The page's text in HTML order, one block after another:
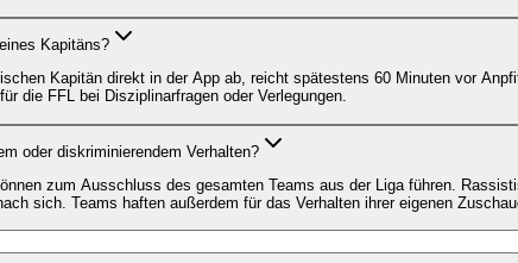
Kapitäns?
Kapitän direkt in der App ab, reicht spätestens 60 Minuten vor
die FFL bei Disziplinarfragen oder Verlegungen.
oder diskriminierendem Verhalten?
zum Ausschluss des gesamten Teams aus der Liga führen.
sich. Teams haften außerdem für das Verhalten ihrer eigenen